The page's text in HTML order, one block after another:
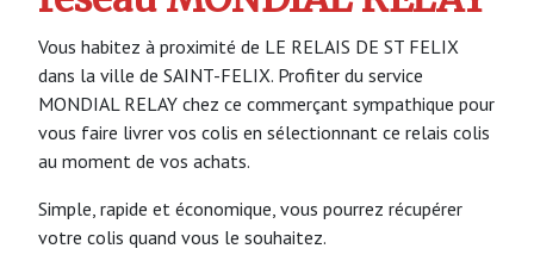
Vous habitez à proximité de LE RELAIS DE ST FELIX
dans la ville de SAINT-FELIX. Profiter du service
MONDIAL RELAY chez ce commerçant sympathique pour
vous faire livrer vos colis en sélectionnant ce relais colis
au moment de vos achats.
Simple, rapide et économique, vous pourrez récupérer
votre colis quand vous le souhaitez.